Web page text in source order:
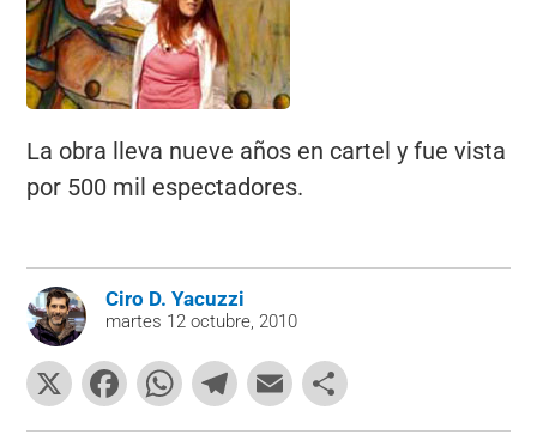
La obra lleva nueve años en cartel y fue vista
por 500 mil espectadores.
Ciro D. Yacuzzi
martes 12 octubre, 2010
X
F
a
W
h
T
el
E
m o